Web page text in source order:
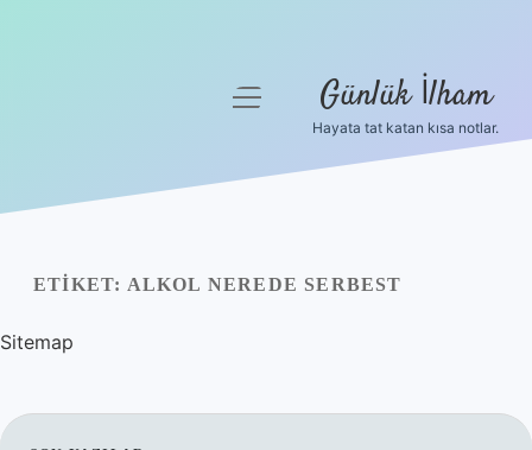
Yasal Uyarı
Hakkımızda
menüyü
Günlük İlham
Hayata tat katan kısa notlar.
ETIKET: ALKOL NEREDE SERBEST
Sitemap